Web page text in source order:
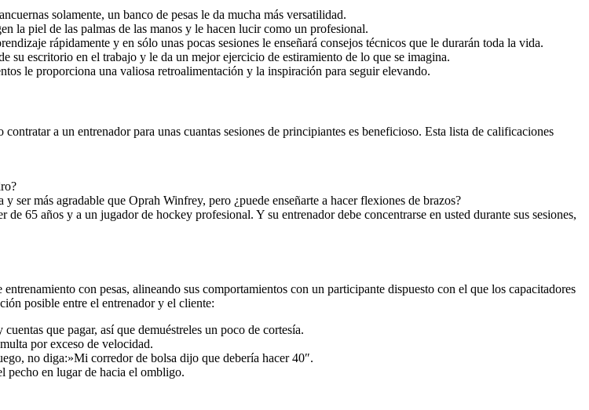
solamente, un banco de pesas le da mucha más versatilidad.
la piel de las palmas de las manos y le hacen lucir como un profesional.
rápidamente y en sólo unas pocas sesiones le enseñará consejos técnicos que le durarán toda la vida.
su escritorio en el trabajo y le da un mejor ejercicio de estiramiento de lo que se imagina.
le proporciona una valiosa retroalimentación y la inspiración para seguir elevando.
a un entrenador para unas cuantas sesiones de principiantes es beneficioso. Esta lista de calificaciones
ser más agradable que Oprah Winfrey, pero ¿puede enseñarte a hacer flexiones de brazos?
65 años y a un jugador de hockey profesional. Y su entrenador debe concentrarse en usted durante sus sesiones,
con pesas, alineando sus comportamientos con un participante dispuesto con el que los capacitadores
posible entre el entrenador y el cliente:
que pagar, así que demuéstreles un poco de cortesía.
por exceso de velocidad.
no diga:»Mi corredor de bolsa dijo que debería hacer 40″.
pecho en lugar de hacia el ombligo.